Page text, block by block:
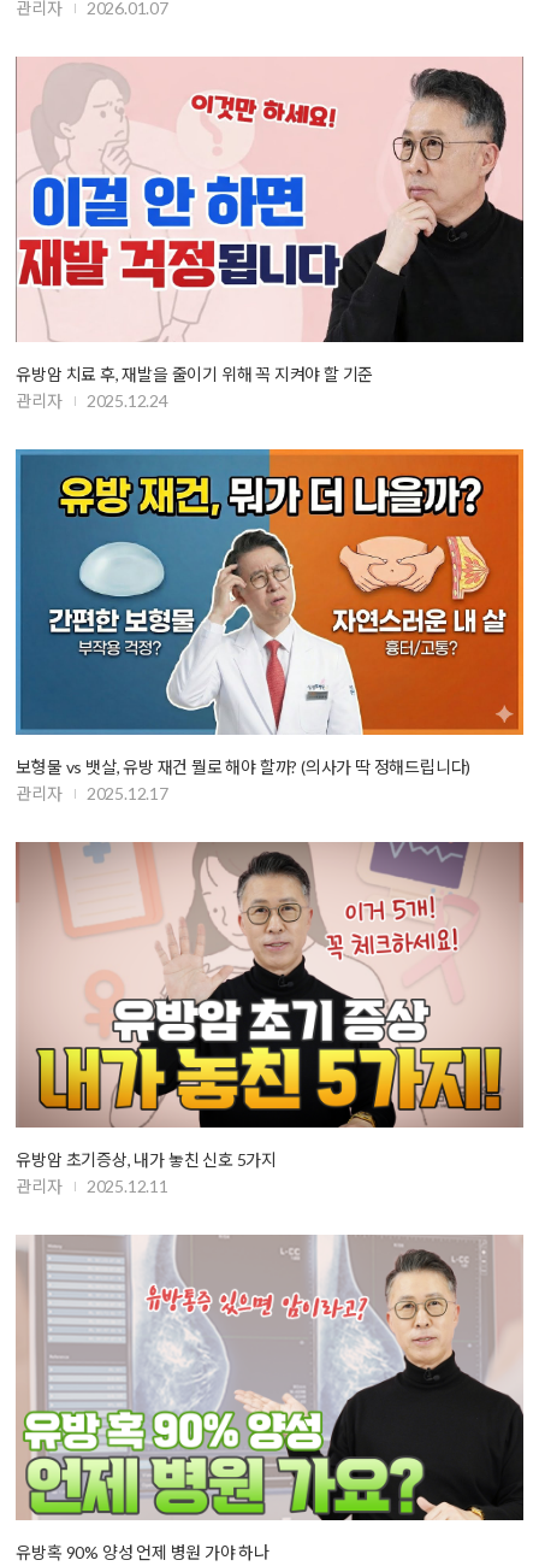
관리자 2026.01.07
유방암 치료 후, 재발을 줄이기 위해 꼭 지켜야 할 기준
관리자
2025.12.24
보형물 vs 뱃살, 유방 재건 뭘로 해야 할까? (의사가 딱 정해드립니다)
관리자
2025.12.17
유방암 초기증상, 내가 놓친 신호 5가지
관리자
2025.12.11
유방혹 90% 양성 언제 병원 가야 하나